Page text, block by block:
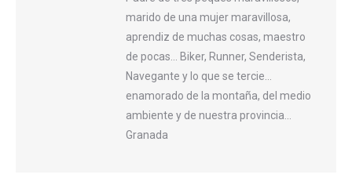
marido de una mujer maravillosa,
aprendiz de muchas cosas, maestro
de pocas... Biker, Runner, Senderista,
Navegante y lo que se tercie...
enamorado de la montaña, del medio
ambiente y de nuestra provincia...
Granada